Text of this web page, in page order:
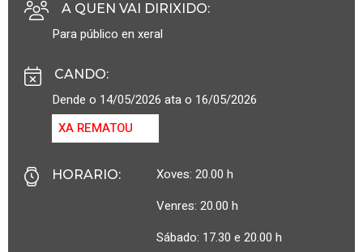
A QUEN VAI DIRIXIDO:
Para público en xeral
CANDO:
Dende o 14/05/2026 ata o 16/05/2026
XA REMATOU
HORARIO:
Xoves: 20.00 h
Venres: 20.00 h
Sábado: 17.30 e 20.00 h